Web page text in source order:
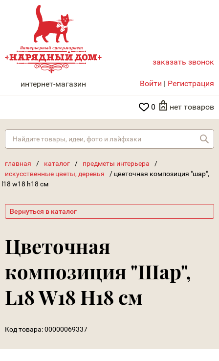
НАРЯДНЫЙ ДОМ
интернет-магазин
заказать звонок
Войти | Регистрация
0 нет товаров
главная / каталог / предметы интерьера
/
искусственные цветы, деревья
/ цветочная композиция "шар",
l18 w18 h18 см
Вернуться в каталог
Цветочная
композиция "Шар",
L18 W18 H18 см
Код товара:00000069337